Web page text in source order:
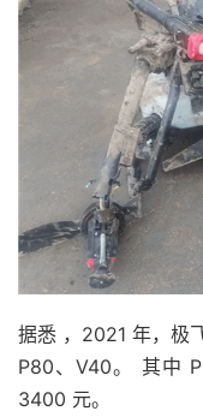
据悉 ，2021 年，极
P80、V40。 其中
3400 元。